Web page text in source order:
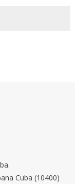
Cuba (10400)